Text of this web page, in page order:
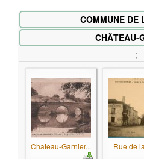
s
)
à
r
e
c
h
COMMUNE DE
CHÂTEAU-
;
Chateau-Garnier... Rue de